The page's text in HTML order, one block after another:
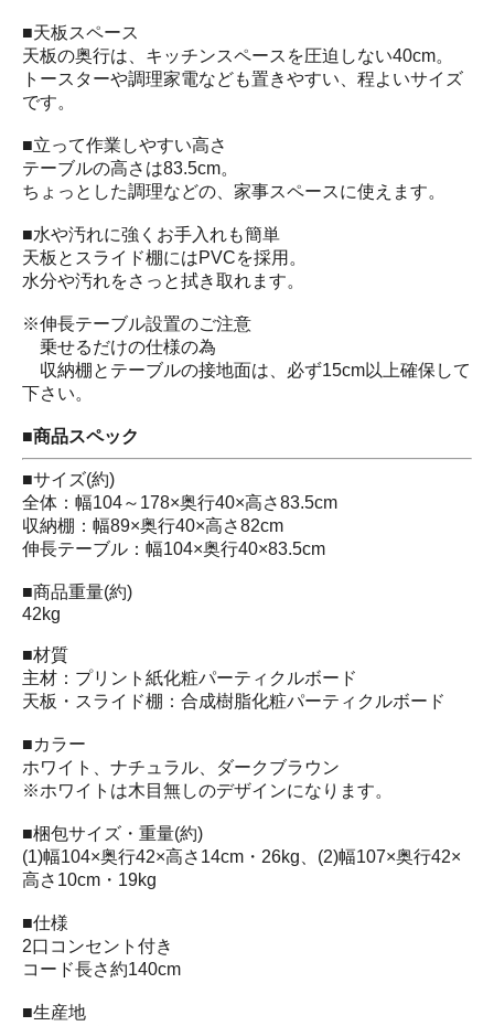
■天板スペース
天板の奥行は、キッチンスペースを圧迫しない40cm。
トースターや調理家電なども置きやすい、程よいサイズ
です。
■立って作業しやすい高さ
テーブルの高さは83.5cm。
ちょっとした調理などの、家事スペースに使えます。
■水や汚れに強くお手入れも簡単
天板とスライド棚にはPVCを採用。
水分や汚れをさっと拭き取れます。
※伸長テーブル設置のご注意
乗せるだけの仕様の為
収納棚とテーブルの接地面は、必ず15cm以上確保して
下さい。
■商品スペック
■サイズ(約)
全体：幅104～178×奥行40×高さ83.5cm
収納棚：幅89×奥行40×高さ82cm
伸長テーブル：幅104×奥行40×83.5cm
■商品重量(約)
42kg
■材質
主材：プリント紙化粧パーティクルボード
天板・スライド棚：合成樹脂化粧パーティクルボード
■カラー
ホワイト、ナチュラル、ダークブラウン
※ホワイトは木目無しのデザインになります。
■梱包サイズ・重量(約)
(1)幅104×奥行42×高さ14cm・26kg、(2)幅107×奥行42×
高さ10cm・19kg
■仕様
2口コンセント付き
コード長さ約140cm
■生産地